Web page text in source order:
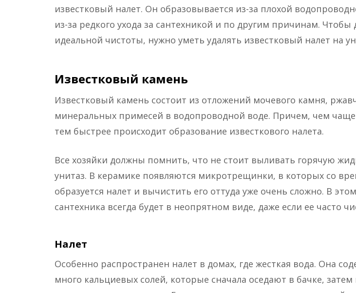
известковый налет. Он образовывается из-за плохой
из-за редкого ухода за сантехникой и по другим причинам. Чтобы
идеальной чистоты, нужно уметь удалять известковый налет на
Известковый камень
Известковый камень состоит из отложений мочевого камня,
минеральных примесей в водопроводной воде. Причем, чем
тем быстрее происходит образование известкового налета.
Все хозяйки должны помнить, что не стоит выливать горячую
унитаз. В керамике появляются микротрещинки, в которых со
образуется налет и вычистить его оттуда уже очень сложно. В
сантехника всегда будет в неопрятном виде, даже если ее часто
Налет
Особенно распространен налет в домах, где жесткая вода. Она
много кальциевых солей, которые сначала оседают в бачке, затем